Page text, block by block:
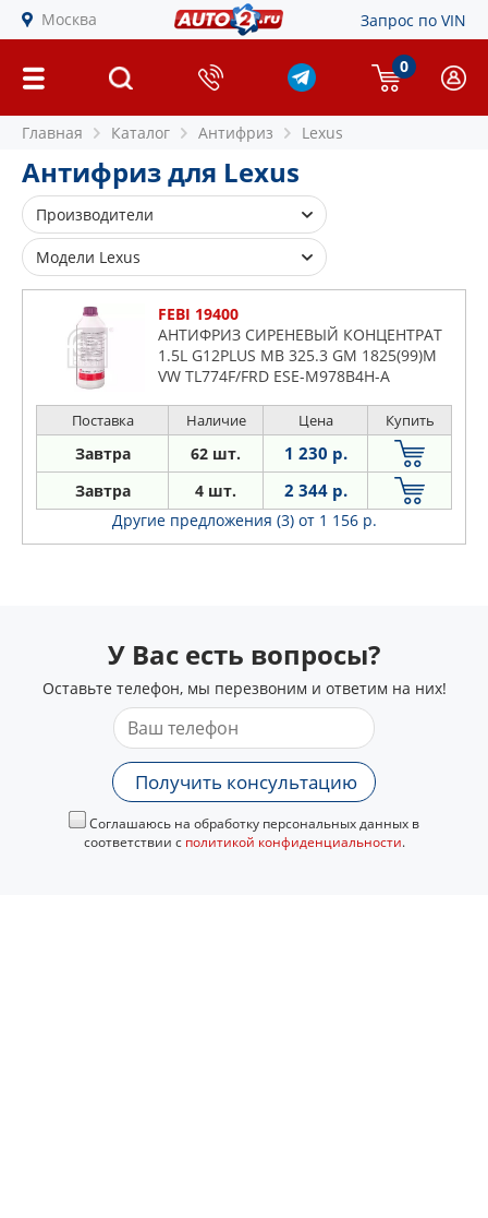
Москва Запрос по VIN
0
Главная Каталог Антифриз Lexus
Антифриз для Lexus
Производители
FEBI
SWAG
Модели Lexus
Es
Ls
Lx
FEBI 19400
АНТИФРИЗ СИРЕНЕВЫЙ КОНЦЕНТРАТ
1.5L G12PLUS MB 325.3 GM 1825(99)M
VW TL774F/FRD ESE-M978B4H-A
Поставка Наличие Цена Купить
Завтра 62 шт. 1 230 р.
Завтра 4 шт. 2 344 р.
Другие предложения (3) от 1 156 р.
У Вас есть вопросы?
Оставьте телефон, мы перезвоним и ответим на них!
Получить консультацию
Соглашаюсь на обработку персональных данных в
соответствии с политикой конфиденциальности.